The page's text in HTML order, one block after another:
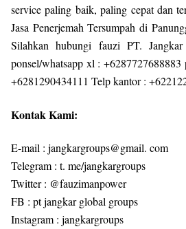
service paling baik, paling cepat dan
Jasa Penerjemah Tersumpah di
Silahkan hubungi fauzi PT.
ponsel/whatsapp xl : +6287727688883
+6281290434111 Telp kantor :
Kontak Kami:
E-mail : jangkargroups@gmail. com
Telegram : t. me/jangkargroups
Twitter : @fauzimanpower
FB : pt jangkar global groups
Instagram : jangkargroups